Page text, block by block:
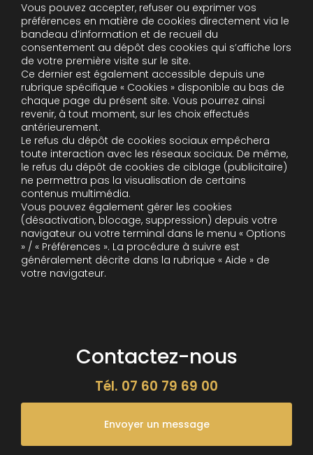
Vous pouvez accepter, refuser ou exprimer vos
préférences en matière de cookies directement via le
bandeau d’information et de recueil du
consentement au dépôt des cookies qui s’affiche lors
de votre première visite sur le site.
Ce dernier est également accessible depuis une
rubrique spécifique « Cookies » disponible au bas de
chaque page du présent site. Vous pourrez ainsi
revenir, à tout moment, sur les choix effectués
antérieurement.
Le refus du dépôt de cookies sociaux empêchera
toute interaction avec les réseaux sociaux. De même,
le refus du dépôt de cookies de ciblage (publicitaire)
ne permettra pas la visualisation de certains
contenus multimédia.
Vous pouvez également gérer les cookies
(désactivation, blocage, suppression) depuis votre
navigateur ou votre terminal dans le menu « Options
» / « Préférences ». La procédure à suivre est
généralement décrite dans la rubrique « Aide » de
votre navigateur.
Contactez-nous
Tél. 07 60 79 69 00
Envoyer un message